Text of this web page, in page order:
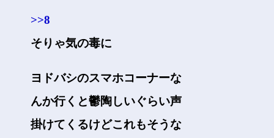
>>8
そりゃ気の毒に
ヨドバシのスマホコーナーな
んか行くと鬱陶しいぐらい声
掛けてくるけどこれもそうな